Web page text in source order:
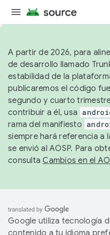
A partir de 2026, para
de desarrollo llamado
estabilidad de la
publicaremos el código
segundo y cuarto
contribuir a él, usa
rama del manifiesto
siempre hará referencia a
se envió al AOSP. Para
consultaCambios en el
Google utiliza tecnología
contenido a tu idioma